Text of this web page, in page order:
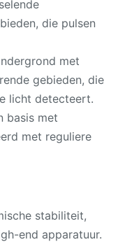
die pulsen
met
gebieden, die
licht detecteert.
basis met
met reguliere
stabiliteit,
end apparatuur.